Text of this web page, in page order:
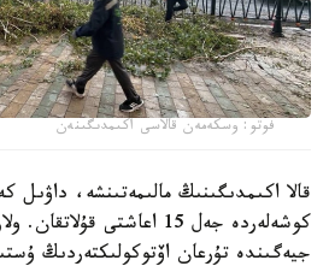
فوتو: وسكەمەن قالاسى اكىمدىگىنەن
قالا اكىمدىگىنىڭ مالىمەتىنشە، داۋىل
كوشەلەردە جەل 15 اعاشتى
جيەگىندە تۇرعان اۆتوكولىكتەردىڭ